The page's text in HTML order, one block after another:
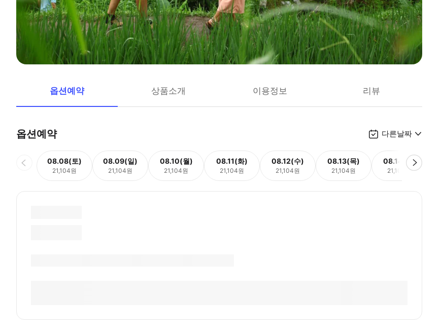
옵션예약 상품소개 이용정보 리뷰
옵션예약 다른날짜
08.08(토)
21,104원
08.09(일)
21,104원
08.10(월)
21,104원
08.11(화)
21,104원
08.12(수)
21,104원
08.13(목)
21,104원
08.14(금)
21,104원